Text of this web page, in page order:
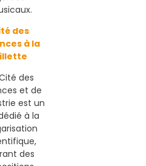
des
à la
des
et de
est un
à la
des